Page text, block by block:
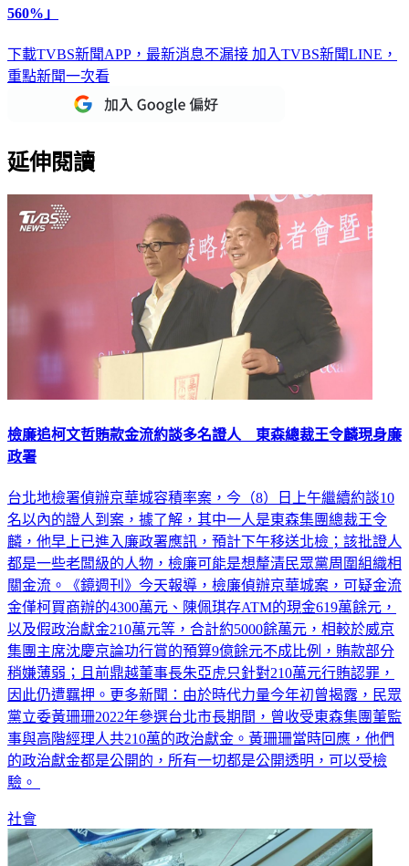
560%」
下載TVBS新聞APP，最新消息不漏接 加入TVBS新聞LINE，
重點新聞一次看
延伸閱讀
檢廉追柯文哲賄款金流約談多名證人 東森總裁王令麟現身廉
政署
台北地檢署偵辦京華城容積率案，今（8）日上午繼續約談10
名以內的證人到案，據了解，其中一人是東森集團總裁王令
麟，他早上已進入廉政署應訊，預計下午移送北檢；該批證人
都是一些老闆級的人物，檢廉可能是想釐清民眾黨周圍組織相
關金流。《鏡週刊》今天報導，檢廉偵辦京華城案，可疑金流
金僅柯買商辦的4300萬元、陳佩琪存ATM的現金619萬餘元，
以及假政治獻金210萬元等，合計約5000餘萬元，相較於威京
集團主席沈慶京論功行賞的預算9億餘元不成比例，賄款部分
稍嫌薄弱；且前鼎越董事長朱亞虎只針對210萬元行賄認罪，
因此仍遭羈押。更多新聞：由於時代力量今年初曾揭露，民眾
黨立委黃珊珊2022年參選台北市長期間，曾收受東森集團董監
事與高階經理人共210萬的政治獻金。黃珊珊當時回應，他們
的政治獻金都是公開的，所有一切都是公開透明，可以受檢
驗。
社會